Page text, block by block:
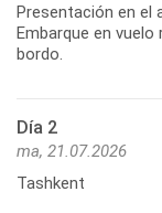
Presentación en el
Embarque en
bordo.
Día 2
ma, 21.07.2026
Tashkent